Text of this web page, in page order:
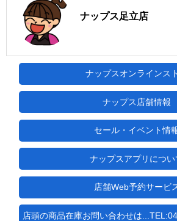
ナップス足立店
ナップスオンラインス
ナップス店舗情報
セール・イベント情
ナップスアプリについ
店舗Web予約サービ
店頭の商品在庫お問い合わせは